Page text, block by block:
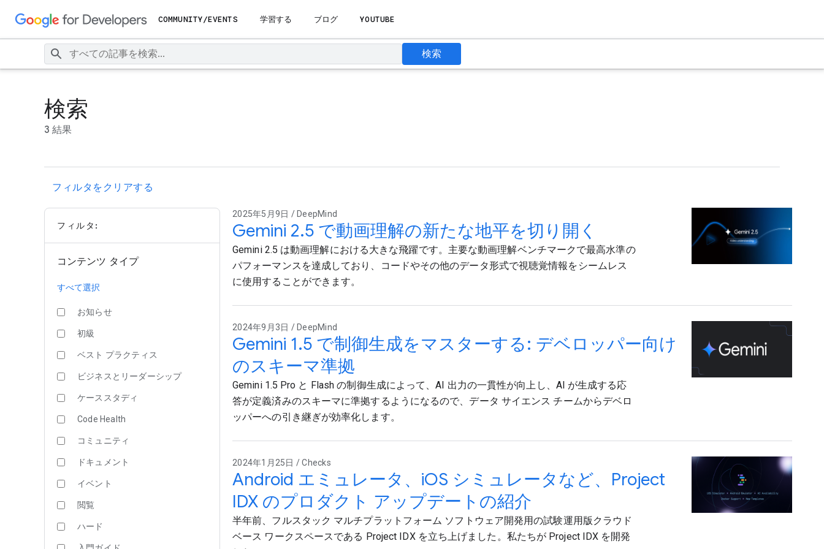
COMMUNITY/EVENTS 学習する ブログ YOUTUBE
検索
検索
3 結果
フィルタをクリアする
フィルタ:
コンテンツ タイプ
すべて選択
お知らせ
初級
ベスト プラクティス
ビジネスとリーダーシップ
ケーススタディ
Code Health
コミュニティ
ドキュメント
イベント
閲覧
ハード
2025年5月9日 / DeepMind
Gemini 2.5 で動画理解の新たな地平を切り開く
Gemini 2.5 は動画理解における大きな飛躍です。主要な動画理解ベンチマークで最高水準の
パフォーマンスを達成しており、コードやその他のデータ形式で視聴覚情報をシームレス
に使用することができます。
2024年9月3日 / DeepMind
Gemini 1.5 で制御生成をマスターする: デベロッパー向け
のスキーマ準拠
Gemini 1.5 Pro と Flash の制御生成によって、AI 出力の一貫性が向上し、AI が生成する応
答が定義済みのスキーマに準拠するようになるので、データ サイエンス チームからデベロ
ッパーへの引き継ぎが効率化します。
2024年1月25日 / Checks
Android エミュレータ、iOS シミュレータなど、Project
IDX のプロダクト アップデートの紹介
半年前、フルスタック マルチプラットフォーム ソフトウェア開発用の試験運用版クラウド
ベース ワークスペースである Project IDX を立ち上げました。私たちが Project IDX を開発